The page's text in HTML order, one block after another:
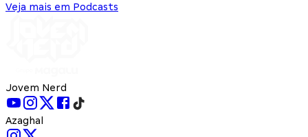
Veja mais em Podcasts
Jovem Nerd
Azaghal